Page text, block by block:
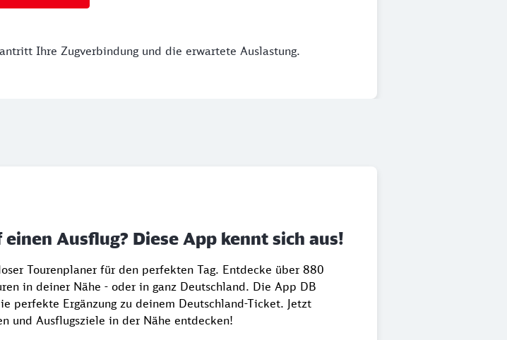
Ihre Zugverbindung und die erwartete Auslastung.
einen Ausflug? Diese App kennt sich aus!
Tourenplaner für den perfekten Tag. Entdecke über 880
in deiner Nähe - oder in ganz Deutschland. Die App DB
perfekte Ergänzung zu deinem Deutschland-Ticket. Jetzt
und Ausflugsziele in der Nähe entdecken!